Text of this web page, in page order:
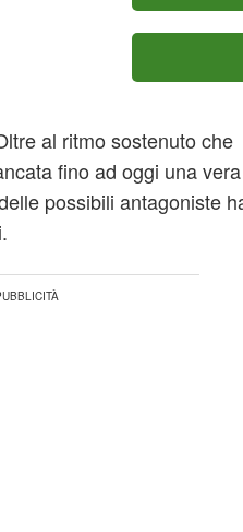
costruita in
era stata
e sta rispettando i
al ritmo sostenuto che
fino ad oggi una vera
possibili antagoniste